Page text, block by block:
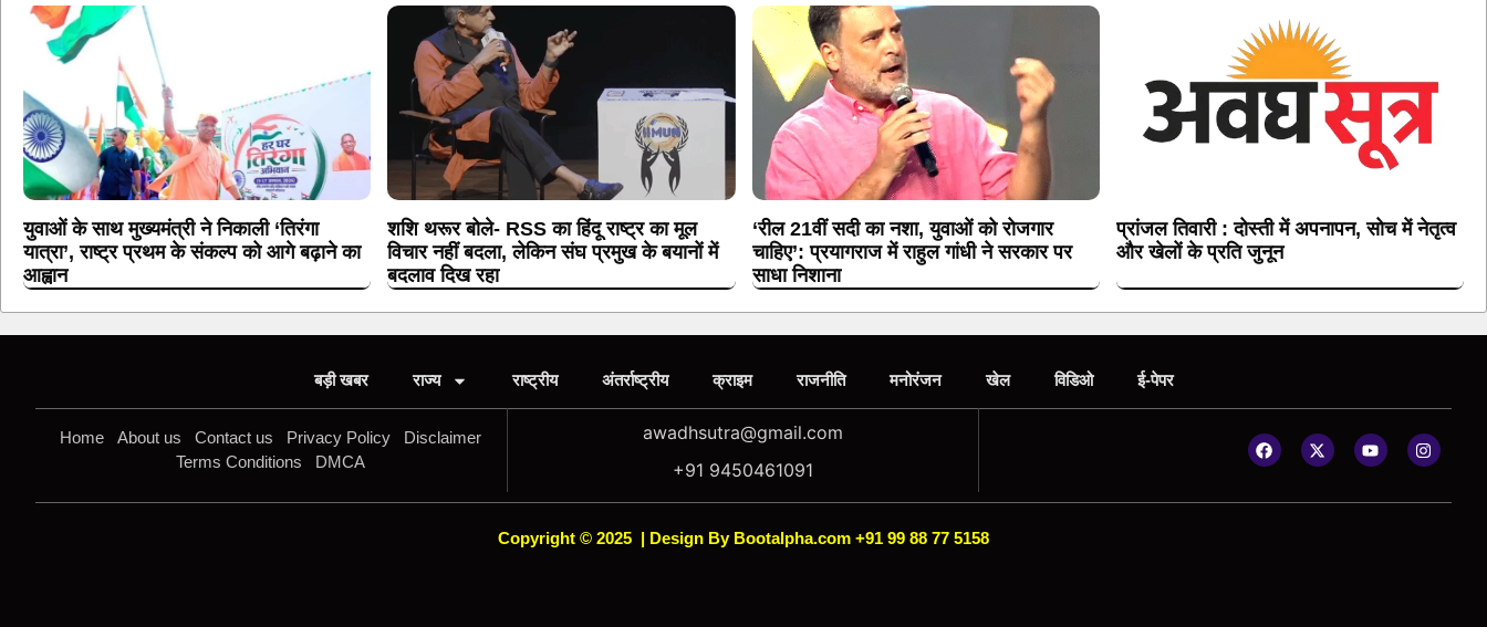
युवाओं के साथ मुख्यमंत्री ने निकाली ‘तिरंगा
यात्रा’, राष्ट्र प्रथम के संकल्प को आगे बढ़ाने का
आह्वान
शशि थरूर बोले- RSS का हिंदू राष्ट्र का मूल
विचार नहीं बदला, लेकिन संघ प्रमुख के बयानों में
बदलाव दिख रहा
‘रील 21वीं सदी का नशा, युवाओं को रोजगार
चाहिए’: प्रयागराज में राहुल गांधी ने सरकार पर
साधा निशाना
प्रांजल तिवारी : दोस्ती में अपनापन, सोच में नेतृत्व
और खेलों के प्रति जुनून
बड़ी खबर राज्य राष्ट्रीय अंतर्राष्ट्रीय क्राइम राजनीति मनोरंजन खेल विडिओ ई-पेपर
Home About us Contact us Privacy Policy
Disclaimer
Terms Conditions
DMCA
awadhsutra@gmail.com
+91 9450461091
Copyright © 2025 | Design By Bootalpha.com +91 99 88 77 5158